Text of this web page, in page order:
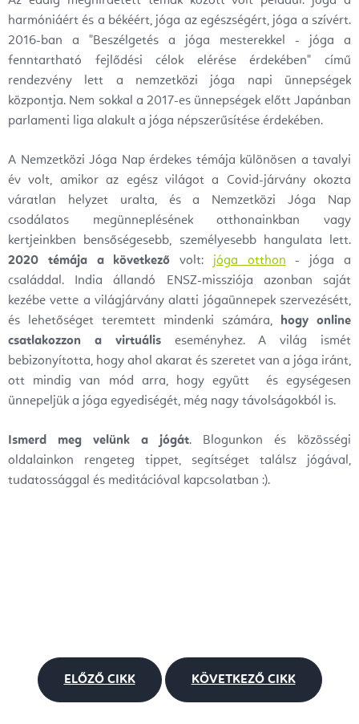
harmóniáért és a békéért, jóga az egészségért, jóga a szívért.
2016-ban a "Beszélgetés a jóga mesterekkel - jóga a
fenntartható fejlődési célok elérése érdekében" című
rendezvény lett a nemzetközi jóga napi ünnepségek
központja. Nem sokkal a 2017-es ünnepségek előtt Japánban
parlamenti liga alakult a jóga népszerűsítése érdekében.
A Nemzetközi Jóga Nap érdekes témája különösen a tavalyi
év volt, amikor az egész világot a Covid-járvány okozta
váratlan helyzet uralta, és a Nemzetközi Jóga Nap
csodálatos megünneplésének otthonainkban vagy
kertjeinkben bensőségesebb, személyesebb hangulata lett.
2020 témája a következő volt: jóga otthon - jóga a
családdal. India állandó ENSZ-missziója azonban saját
kezébe vette a világjárvány alatti jógaünnepek szervezésétt,
és lehetőséget teremtett mindenki számára, hogy online
csatlakozzon a virtuáliseseményhez. A világ ismét
bebizonyította, hogy ahol akarat és szeretet van a jóga iránt,
ott mindig van mód arra, hogy együtt és egységesen
ünnepeljük a jóga egyediségét, még nagy távolságokból is.
Ismerd meg velünk a jógát. Blogunkon és közösségi
oldalainkon rengeteg tippet, segítséget találsz jógával,
tudatossággal és meditációval kapcsolatban :).
ELŐZŐ CIKK KÖVETKEZŐ CIKK